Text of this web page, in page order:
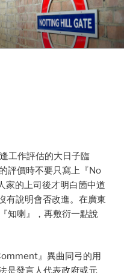
工作評估的大日子臨
評價時不要只寫上『No
家的上司後才明白箇中道
有說明會否改進。在廣東
知喇』，再敷衍一點說
』異曲同弓的用
是發言人代表政府或元